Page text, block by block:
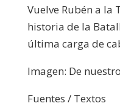
Vuelve Rubén a
historia de la
última carga de
Imagen: De
Fuentes / Textos